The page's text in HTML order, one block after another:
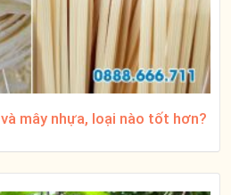
mây nhựa, loại nào tốt hơn?